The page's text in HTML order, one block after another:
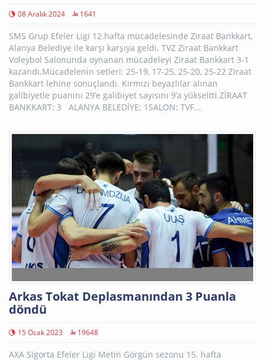
08 Aralık 2024 1641
SMS Grup Efeler Ligi 12.hafta mücadelesinde Ziraat Bankkart,
Alanya Belediye ile karşı karşıya geldi. TVZ Ziraat Bankkart
Voleybol Salonunda oynanan mücadeleyi Ziraat Bankkart 3-1
kazandı.Mücadelenin setleri; 25-19, 17-25, 25-20, 25-22 Ziraat
Bankkart lehine sonuçlandı. Kırmızı beyazlılar alınan
galibiyetle puanını 29’e galibiyet sayısını 9’a yükseltti.ZİRAAT
BANKKART: 3 ALANYA BELEDİYE: 1SALON: TVF...
Arkas Tokat Deplasmanından 3 Puanla
döndü
15 Ocak 2023 19648
AXA Sigorta Efeler Ligi Metin Görgün sezonu 15. hafta